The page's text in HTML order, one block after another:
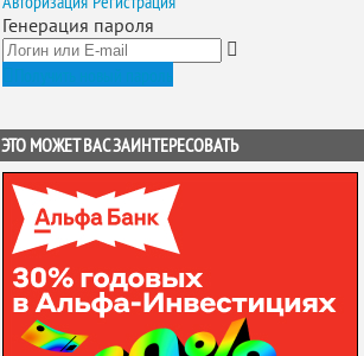
Генерация пароля
ЭТО МОЖЕТ ВАС ЗАИНТЕРЕСОВАТЬ